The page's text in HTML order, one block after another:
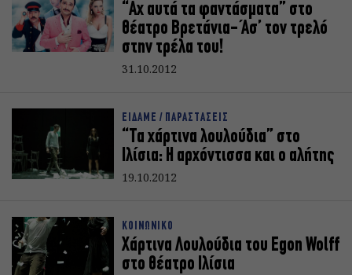
“Αχ αυτά τα φαντάσματα” στο
θέατρο Βρετάνια- Άσ’ τον τρελό
στην τρέλα του!
31.10.2012
ΕΙΔΑΜΕ / ΠΑΡΑΣΤΑΣΕΙΣ
“Τα χάρτινα λουλούδια” στο
Ιλίσια: Η αρχόντισσα και ο αλήτης
19.10.2012
ΚΟΙΝΩΝΙΚΟ
Χάρτινα Λουλούδια του Egon Wolff
στο θέατρο Ιλίσια